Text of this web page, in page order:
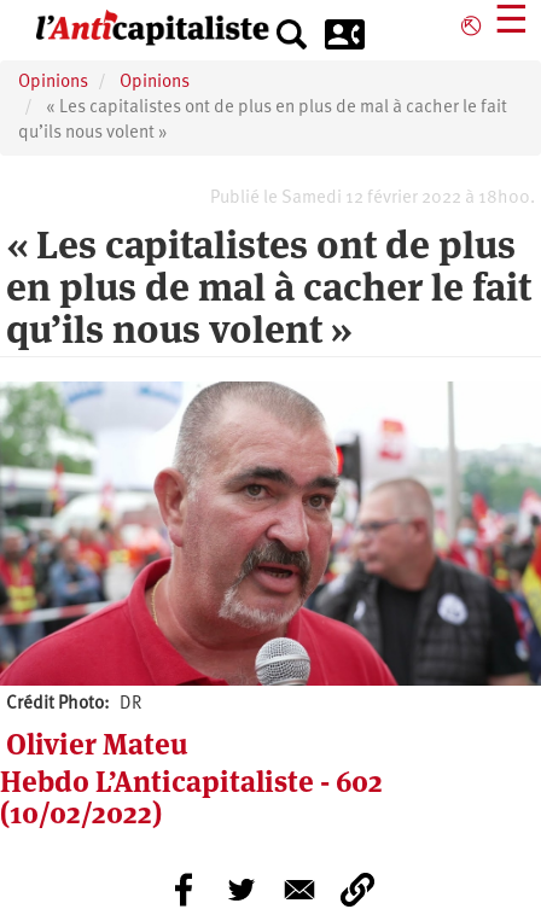
principal
⎋ ☰
Opinions
Opinions
« Les capitalistes ont de plus en plus de mal à cacher le fait
qu’ils nous volent »
Publié le Samedi 12 février 2022 à 18h00.
« Les capitalistes ont de plus
en plus de mal à cacher le fait
qu’ils nous volent »
Crédit Photo DR
Olivier Mateu
Hebdo L’Anticapitaliste - 602
(10/02/2022)